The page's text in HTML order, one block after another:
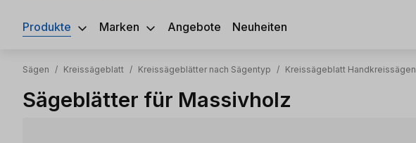
Produkte Marken Angebote Neuheiten
Sägen / Kreissägeblatt / Kreissägeblätter nach Sägentyp / Kreissägeblatt Handkreissägen
Sägeblätter für Massivholz